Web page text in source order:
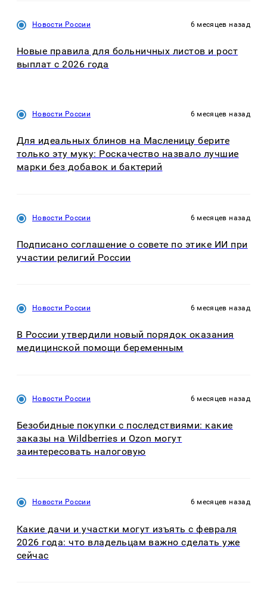
Новости России 6 месяцев назад
Новые правила для больничных листов и рост
выплат с 2026 года
Новости России 6 месяцев назад
Для идеальных блинов на Масленицу берите
только эту муку: Роскачество назвало лучшие
марки без добавок и бактерий
Новости России 6 месяцев назад
Подписано соглашение о совете по этике ИИ при
участии религий России
Новости России 6 месяцев назад
В России утвердили новый порядок оказания
медицинской помощи беременным
Новости России 6 месяцев назад
Безобидные покупки с последствиями: какие
заказы на Wildberries и Ozon могут
заинтересовать налоговую
Новости России 6 месяцев назад
Какие дачи и участки могут изъять с февраля
2026 года: что владельцам важно сделать уже
сейчас